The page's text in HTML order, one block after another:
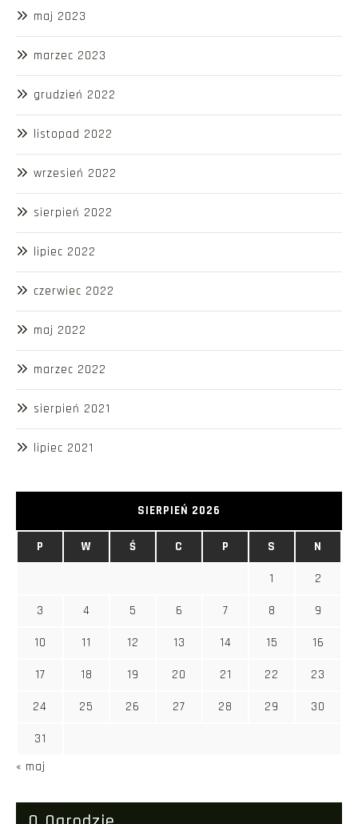
maj 2023
marzec 2023
grudzień 2022
listopad 2022
wrzesień 2022
sierpień 2022
lipiec 2022
czerwiec 2022
maj 2022
marzec 2022
sierpień 2021
lipiec 2021
SIERPIEŃ 2026
P W Ś C P S N
1 2
3 4 5 6 7 8 9
10 11 12 13 14 15 16
17 18 19 20 21 22 23
24 25 26 27 28 29 30
31
« maj